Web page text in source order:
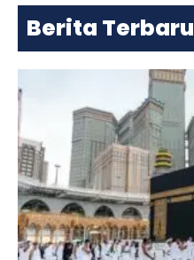
Berita Terbaru